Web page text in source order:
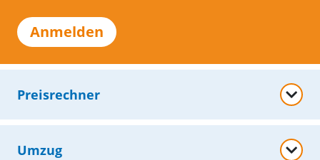
Anmelden
Preisrechner
Umzug